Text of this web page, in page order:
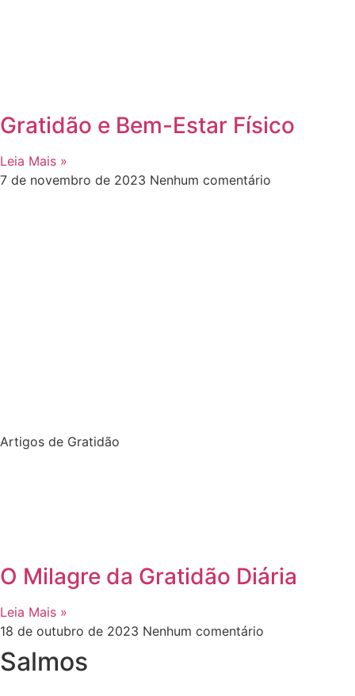
Gratidão e Bem-Estar Físico
Leia Mais »
7 de novembro de 2023 Nenhum comentário
Artigos de Gratidão
O Milagre da Gratidão Diária
Leia Mais »
18 de outubro de 2023 Nenhum comentário
Salmos